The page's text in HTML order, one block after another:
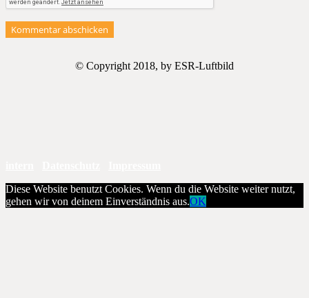
Kommentar abschicken
© Copyright 2018, by ESR-Luftbild
Diese Website benutzt Cookies. Wenn du die Website weiter nutzt,
gehen wir von deinem Einverständnis aus.OK